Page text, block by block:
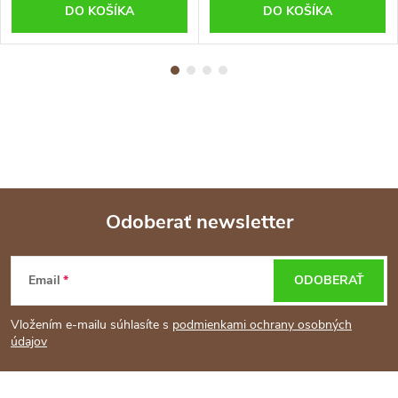
DO KOŠÍKA DO KOŠÍKA
Z
á
p
Odoberať newsletter
Email
Vložením e-mailu súhlasíte s podmienkami ochrany osobných
údajov
ODOBERAŤ